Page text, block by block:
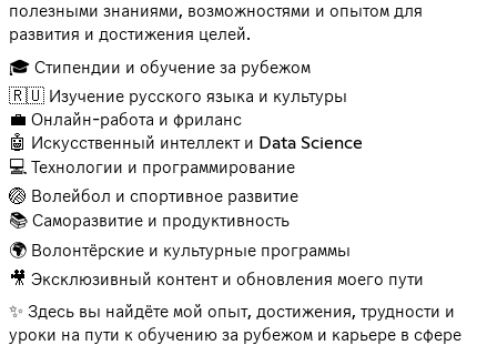
полезными знаниями, возможностями и опытом для
развития и достижения целей.
🎓 Стипендии и обучение за рубежом
🇷🇺 Изучение русского языка и культуры
💼 Онлайн-работа и фриланс
🤖 Искусственный интеллект и Data Science
💻 Технологии и программирование
🏐 Волейбол и спортивное развитие
📚 Саморазвитие и продуктивность
🌍 Волонтёрские и культурные программы
🎥 Эксклюзивный контент и обновления моего пути
✨ Здесь вы найдёте мой опыт, достижения, трудности и
уроки на пути к обучению за рубежом и карьере в сфере